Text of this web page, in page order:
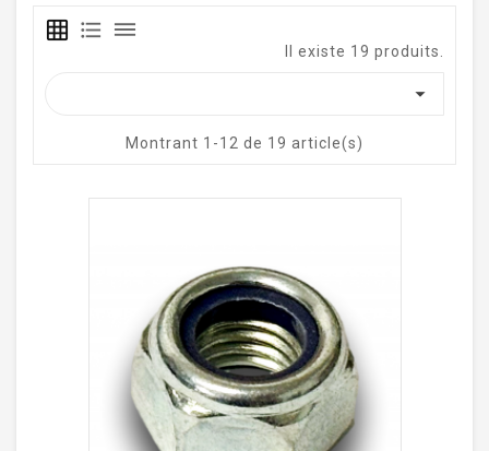
grid_on format_list_bulleted dehaze
Il existe 19 produits.

Montrant 1-12 de 19 article(s)